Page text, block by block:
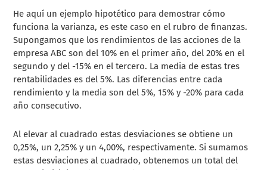
He aquí un ejemplo hipotético para demostrar cómo
funciona la varianza, es este caso en el rubro de finanzas.
Supongamos que los rendimientos de las acciones de la
empresa ABC son del 10% en el primer año, del 20% en el
segundo y del -15% en el tercero. La media de estas tres
rentabilidades es del 5%. Las diferencias entre cada
rendimiento y la media son del 5%, 15% y -20% para cada
año consecutivo.
Al elevar al cuadrado estas desviaciones se obtiene un
0,25%, un 2,25% y un 4,00%, respectivamente. Si sumamos
estas desviaciones al cuadrado, obtenemos un total del